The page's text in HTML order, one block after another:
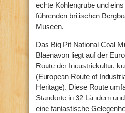
echte Kohlengrube und eins
führenden britischen
Museen.
Das Big Pit National Coal
Blaenavon liegt auf der
Route der Industriekultur,
(European Route of
Heritage). Diese Route
Standorte in 32 Ländern
eine fantastische